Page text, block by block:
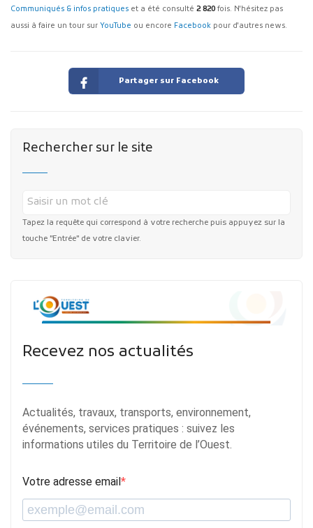
Communiqués & infos pratiques et a été consulté 2 820 fois. N'hésitez pas
aussi à faire un tour sur YouTube ou encore Facebook pour d'autres news.
Partager sur Facebook
Rechercher sur le site
Tapez la requête qui correspond à votre recherche puis appuyez sur la
touche "Entrée" de votre clavier.
Recevez nos actualités
Actualités, travaux, transports, environnement,
événements, services pratiques : suivez les
informations utiles du Territoire de l’Ouest.
Votre adresse email